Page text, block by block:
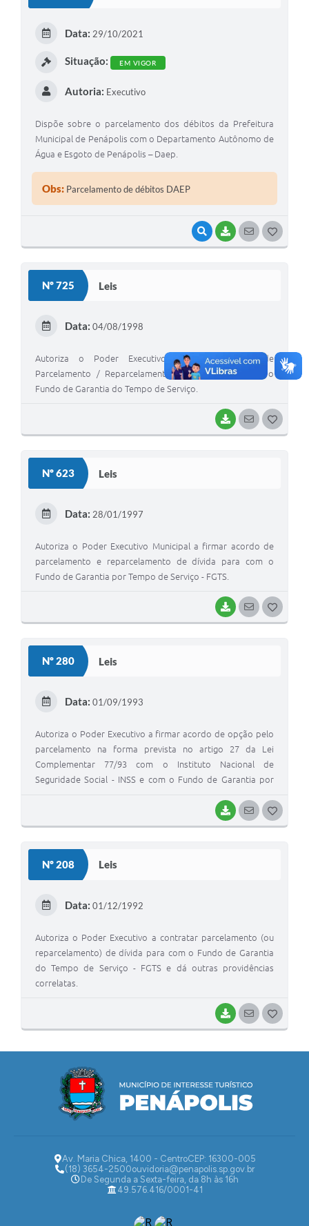
VISUALIZAR
BAIXARSEGUIR
Data: 29/10/2021
Situação: EM VIGOR
Autoria: Executivo
Dispõe sobre o parcelamento dos débitos da Prefeitura
Municipal de Penápolis com o Departamento Autônomo de
Água e Esgoto de Penápolis – Daep.
Obs: Parcelamento de débitos DAEP
Nº 725 Leis
BAIXARSEGUIR
Data: 04/08/1998
Autoriza o Poder Executivo a firmar Acordo de
Parcelamento / Reparcelamento de dívida para com o
Fundo de Garantia do Tempo de Serviço.
Nº 623 Leis
BAIXARSEGUIR
Data: 28/01/1997
Autoriza o Poder Executivo Municipal a firmar acordo de
parcelamento e reparcelamento de dívida para com o
Fundo de Garantia por Tempo de Serviço - FGTS.
Nº 280 Leis
BAIXARSEGUIR
Data: 01/09/1993
Autoriza o Poder Executivo a firmar acordo de opção pelo
parcelamento na forma prevista no artigo 27 da Lei
Complementar 77/93 com o Instituto Nacional de
Seguridade Social - INSS e com o Fundo de Garantia por
Nº 208 Leis
BAIXARSEGUIR
Data: 01/12/1992
Autoriza o Poder Executivo a contratar parcelamento (ou
reparcelamento) de dívida para com o Fundo de Garantia
do Tempo de Serviço - FGTS e dá outras providências
correlatas.
Av. Maria Chica, 1400 - CentroCEP: 16300-005
(18) 3654-2500ouvidoria@penapolis.sp.gov.br
De Segunda a Sexta-feira, da 8h às 16h
49.576.416/0001-41